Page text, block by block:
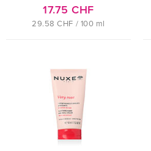
17.75 CHF
29.58 CHF / 100 ml